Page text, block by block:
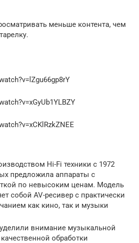
меньше контента, чем
Hi-Fi техники с 1972
предложила аппараты с
по невысоким ценам. Модель
собой AV-ресивер с практически
как кино, так и музыки
внимание музыкальной
обработки